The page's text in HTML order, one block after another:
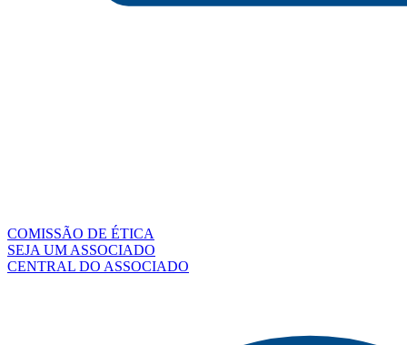
COMISSÃO DE ÉTICA
SEJA UM ASSOCIADO
CENTRAL DO ASSOCIADO